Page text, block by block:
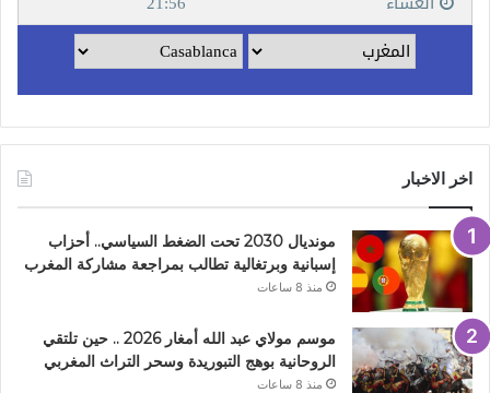
اخر الاخبار
مونديال 2030 تحت الضغط السياسي.. أحزاب
إسبانية وبرتغالية تطالب بمراجعة مشاركة المغرب
منذ 8 ساعات
موسم مولاي عبد الله أمغار 2026 .. حين تلتقي
الروحانية بوهج التبوريدة وسحر التراث المغربي
منذ 8 ساعات